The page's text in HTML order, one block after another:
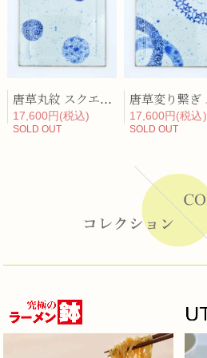
唐草丸紋 スクエア・ディナープレート
17,600円(税込)
SOLD OUT
17,600円(税込)
SOLD OUT